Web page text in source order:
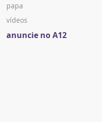
papa
vídeos
anuncie no A12